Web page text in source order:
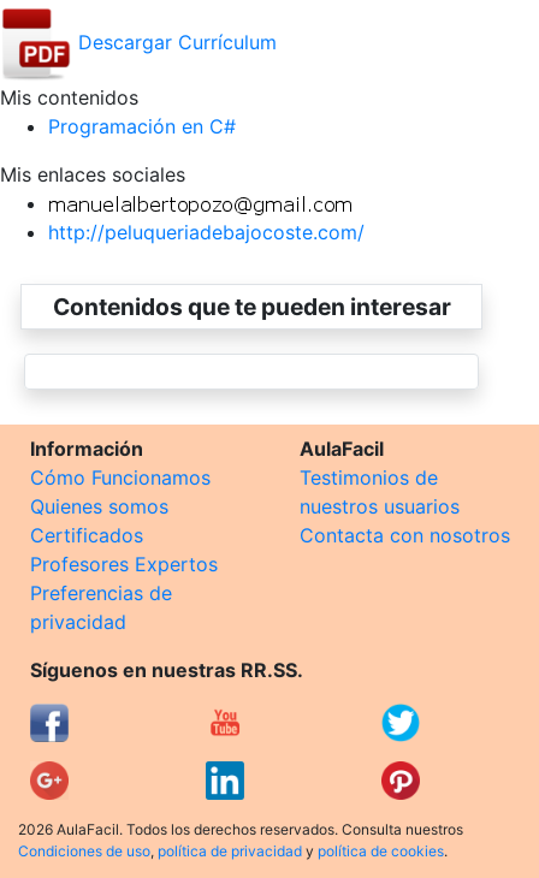
Descargar Currículum
Mis contenidos
Programación en C#
Mis enlaces sociales
http://peluqueriadebajocoste.com/
Contenidos que te pueden interesar
Información
Cómo Funcionamos
Quienes somos
Certificados
Profesores Expertos
Preferencias de
privacidad
AulaFacil
Testimonios de
nuestros usuarios
Contacta con nosotros
Síguenos en nuestras RR.SS.
2026 AulaFacil. Todos los derechos reservados. Consulta nuestros
Condiciones de uso, política de privacidad y política de cookies.